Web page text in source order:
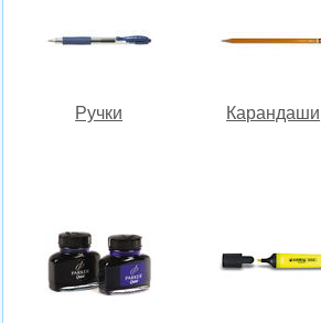
Ручки Карандаши